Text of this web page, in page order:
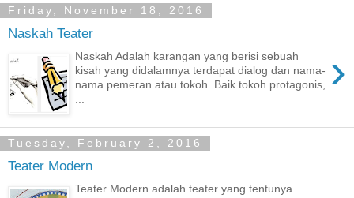
Friday, November 18, 2016
Naskah Teater
›
Naskah Adalah karangan yang berisi sebuah
kisah yang didalamnya terdapat dialog dan nama-
nama pemeran atau tokoh. Baik tokoh protagonis,
Tuesday, February 2, 2016
Teater Modern
Teater Modern adalah teater yang tentunya